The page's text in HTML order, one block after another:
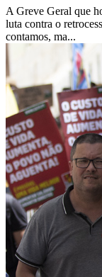
A Greve Geral que
luta contra o
contamos, ma...